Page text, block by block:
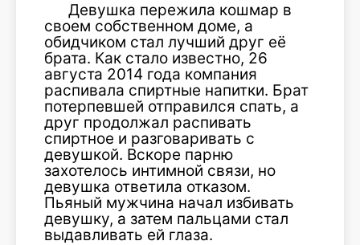
Девушка пережила кошмар в
своем собственном доме, а
обидчиком стал лучший друг её
брата. Как стало известно, 26
августа 2014 года компания
распивала спиртные напитки. Брат
потерпевшей отправился спать, а
друг продолжал распивать
спиртное и разговаривать с
девушкой. Вскоре парню
захотелось интимной связи, но
девушка ответила отказом.
Пьяный мужчина начал избивать
девушку, а затем пальцами стал
выдавливать ей глаза.